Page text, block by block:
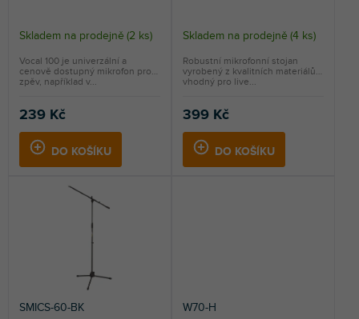
Skladem na prodejně (2 ks)
239 Kč
DO KOŠÍKU
Vocal 100 je univerzální a
cenově dostupný mikrofon pro
zpěv, například v...
Skladem na prodejně (4 ks)
399 Kč
DO KOŠÍKU
Robustní mikrofonní stojan
vyrobený z kvalitních materiálů,
vhodný pro live...
SMICS-60-BK W70-H